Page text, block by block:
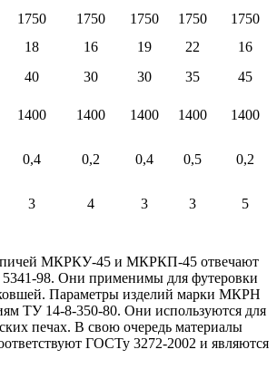
1750 1750 1750 1750
1750
18 16 19 22
16
40 30 30 35
45
1400 1400 1400 1400
1400
0,4 0,2 0,4 0,5 0,2
3 4 3 3 5
МКРКУ-45 и МКРКП-45 отвечают
98. Они применимы для футеровки
Параметры изделий марки МКРН
ТУ 14-8-350-80. Они используются для
печах. В свою очередь материалы
ГОСТу 3272-2002 и являются